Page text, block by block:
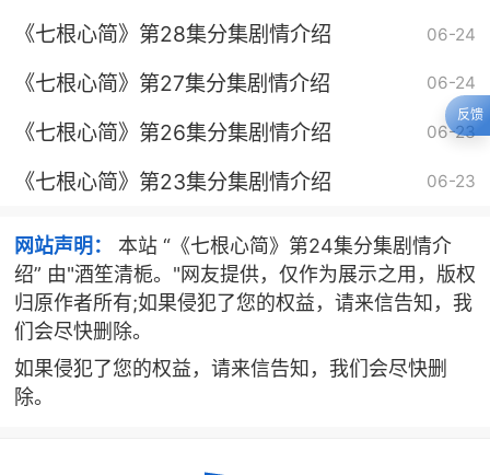
《七根心简》第28集分集剧情介绍 06-24
《七根心简》第27集分集剧情介绍 06-24
《七根心简》第26集分集剧情介绍 06-23
《七根心简》第23集分集剧情介绍 06-23
网站声明：
本站 “《七根心简》第24集分集剧情介
绍” 由"酒笙清栀。"网友提供，仅作为展示之用，版权
归原作者所有;如果侵犯了您的权益，请来信告知，我
们会尽快删除。
如果侵犯了您的权益，请来信告知，我们会尽快删
除。
反馈